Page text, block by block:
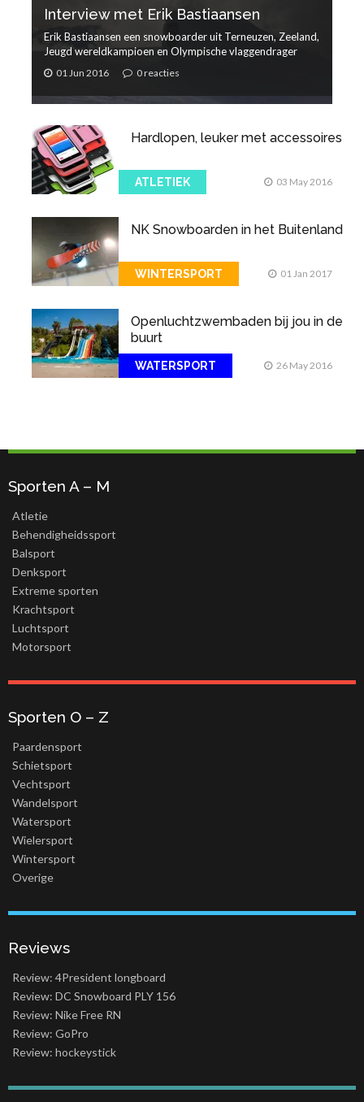
Interview met Erik Bastiaansen
Erik Bastiaansen een snowboarder uit Terneuzen, Zeeland,
Jeugd wereldkampioen en Olympische vlaggendrager
01 Jun 2016 0 reacties
Hardlopen, leuker met accessoires
ATLETIEK 03 May 2016
NK Snowboarden in het Buitenland
WINTERSPORT 01 Jan 2017
Openluchtzwembaden bij jou in de
buurt
WATERSPORT 26 May 2016
Sporten A – M
Atletie
Behendigheidssport
Balsport
Denksport
Extreme sporten
Krachtsport
Luchtsport
Motorsport
Sporten O – Z
Paardensport
Schietsport
Vechtsport
Wandelsport
Watersport
Wielersport
Wintersport
Overige
Reviews
Review: 4President longboard
Review: DC Snowboard PLY 156
Review: Nike Free RN
Review: GoPro
Review: hockeystick